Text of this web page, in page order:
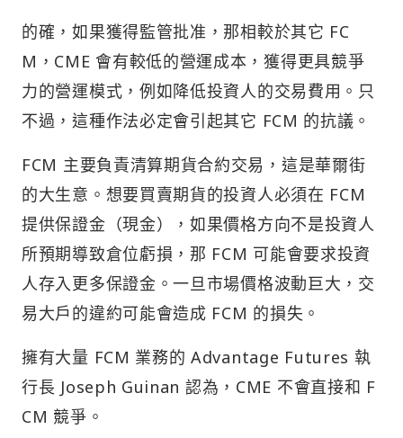
的確，如果獲得監管批准，那相較於其它 FC
M，CME 會有較低的營運成本，獲得更具競爭
力的營運模式，例如降低投資人的交易費用。只
不過，這種作法必定會引起其它 FCM 的抗議。
FCM 主要負責清算期貨合約交易，這是華爾街
的大生意。想要買賣期貨的投資人必須在 FCM
提供保證金（現金），如果價格方向不是投資人
所預期導致倉位虧損，那 FCM 可能會要求投資
人存入更多保證金。一旦市場價格波動巨大，交
易大戶的違約可能會造成 FCM 的損失。
擁有大量 FCM 業務的 Advantage Futures 執
行長 Joseph Guinan 認為，CME 不會直接和 F
CM 競爭。